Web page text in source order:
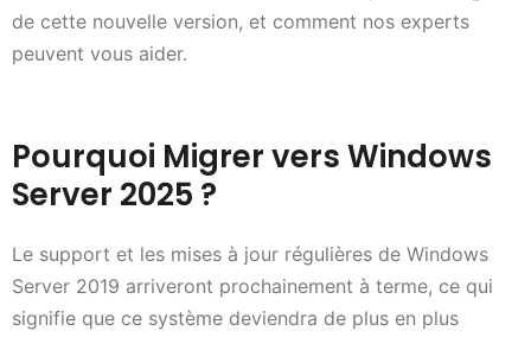
de cette nouvelle version, et comment nos experts
peuvent vous aider.
Pourquoi Migrer vers Windows
Server 2025 ?
Le support et les mises à jour régulières de Windows
Server 2019 arriveront prochainement à terme, ce qui
signifie que ce système deviendra de plus en plus